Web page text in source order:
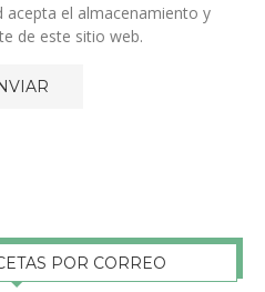
el almacenamiento y
de este sitio web.
POR CORREO